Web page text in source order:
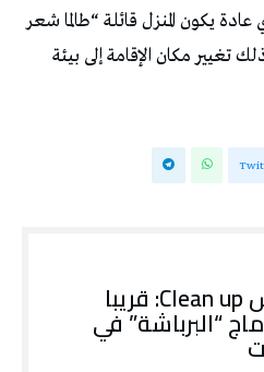
يكون المنزل قائلة “طالما شعر
تغيير مكان الإقامة إلى بيئة
رئيس جمعية تونس Clean up: قريبا
“البرباشة” في